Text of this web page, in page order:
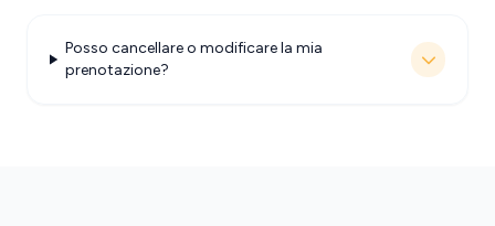
Posso cancellare o modificare la mia
prenotazione?